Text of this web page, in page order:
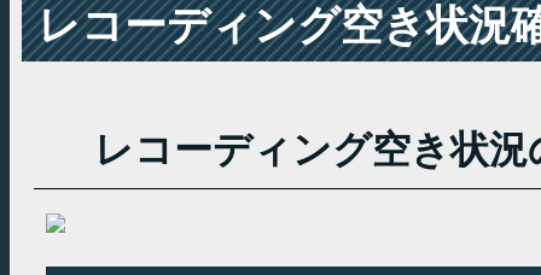
レコーディング空き状況
レコーディング空き状況